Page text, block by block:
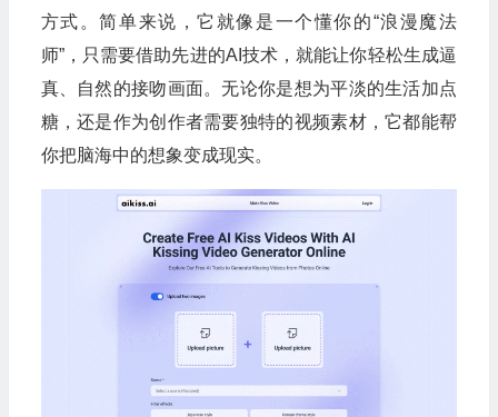
方式。简单来说，它就像是一个懂你的“浪漫魔法
师”，只需要借助先进的AI技术，就能让你轻松生成逼
真、自然的接吻画面。无论你是想为平淡的生活加点
糖，还是作为创作者需要独特的视频素材，它都能帮
你把脑海中的想象变成现实。